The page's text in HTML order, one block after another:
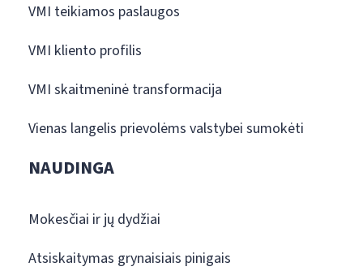
VMI teikiamos paslaugos
VMI kliento profilis
VMI skaitmeninė transformacija
Vienas langelis prievolėms valstybei sumokėti
NAUDINGA
Mokesčiai ir jų dydžiai
Atsiskaitymas grynaisiais pinigais